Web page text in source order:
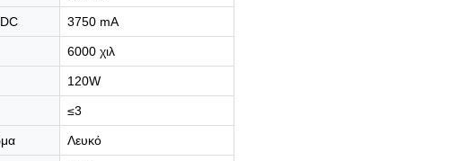
3750 mA
6000 χιλ
120W
≤3
Λευκό